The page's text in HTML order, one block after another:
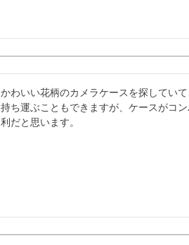
かわいい花柄のカメラケースを探してい
持ち運ぶこともできますが、ケースがコ
利だと思います。